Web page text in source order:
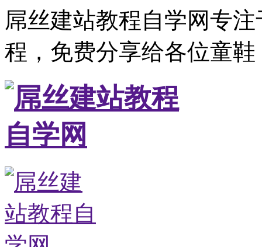
屌丝建站教程自学网专
程，免费分享给各位童